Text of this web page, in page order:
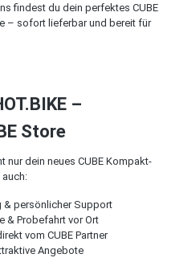
findest du dein perfektes CUBE
– sofort lieferbar und bereit für
–
Store
nur dein neues CUBE Kompakt-
auch:
& persönlicher Support
& Probefahrt vor Ort
vom CUBE Partner
Angebote